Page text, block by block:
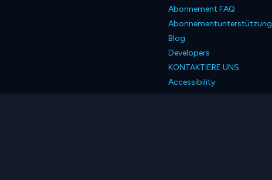
Abonnement FAQ
Abonnementunterstützung
Blog
Developers
KONTAKTIERE UNS
Accessibility